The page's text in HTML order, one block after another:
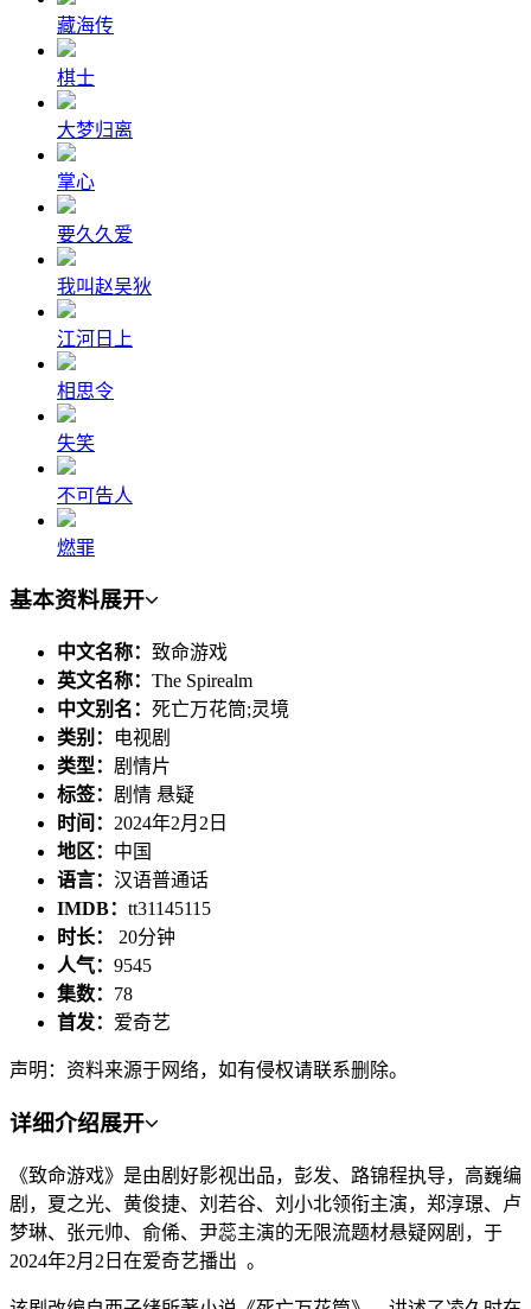
藏海传
棋士
大梦归离
掌心
要久久爱
我叫赵吴狄
江河日上
相思令
失笑
不可告人
燃罪
基本资料展开
中文名称： 致命游戏
英文名称： The Spirealm
中文别名： 死亡万花筒;灵境
类别：
电视剧
类型： 剧情片
标签： 剧情 悬疑
时间： 2024年2月2日
地区： 中国
语言： 汉语普通话
IMDB： tt31145115
时长： 20分钟
人气： 9545
集数： 78
首发： 爱奇艺
声明：资料来源于网络，如有侵权请联系删除。
详细介绍展开
《致命游戏》是由剧好影视出品，彭发、路锦程执导，高巍编
剧，夏之光、黄俊捷、刘若谷、刘小北领衔主演，郑淳璟、卢
梦琳、张元帅、俞俙、尹蕊主演的无限流题材悬疑网剧，于
2024年2月2日在爱奇艺播出 。